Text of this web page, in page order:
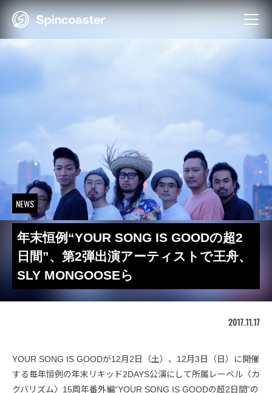
Skip
NEWS
年末恒例“YOUR SONG IS GOODの超2
日間”、第2弾出演アーティストで王舟、
SLY MONGOOSEら
2017.11.17
YOUR SONG IS GOODが12月2日（土）、12月3日（日）に開催
する毎年恒例の年末リキッド2DAYS公演にして所属レーベル〈カ
クバリズム〉15周年番外編“YOUR SONG IS GOODの超2日間”の